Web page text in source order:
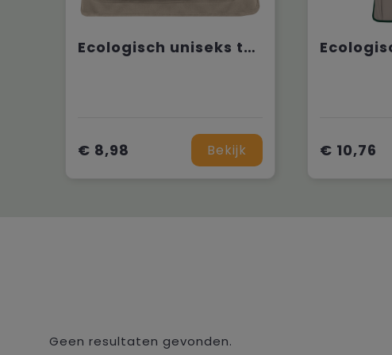
Ecologisch uniseks tuinschort
€ 8,98 Bekijk € 10,76
Geen resultaten gevonden.